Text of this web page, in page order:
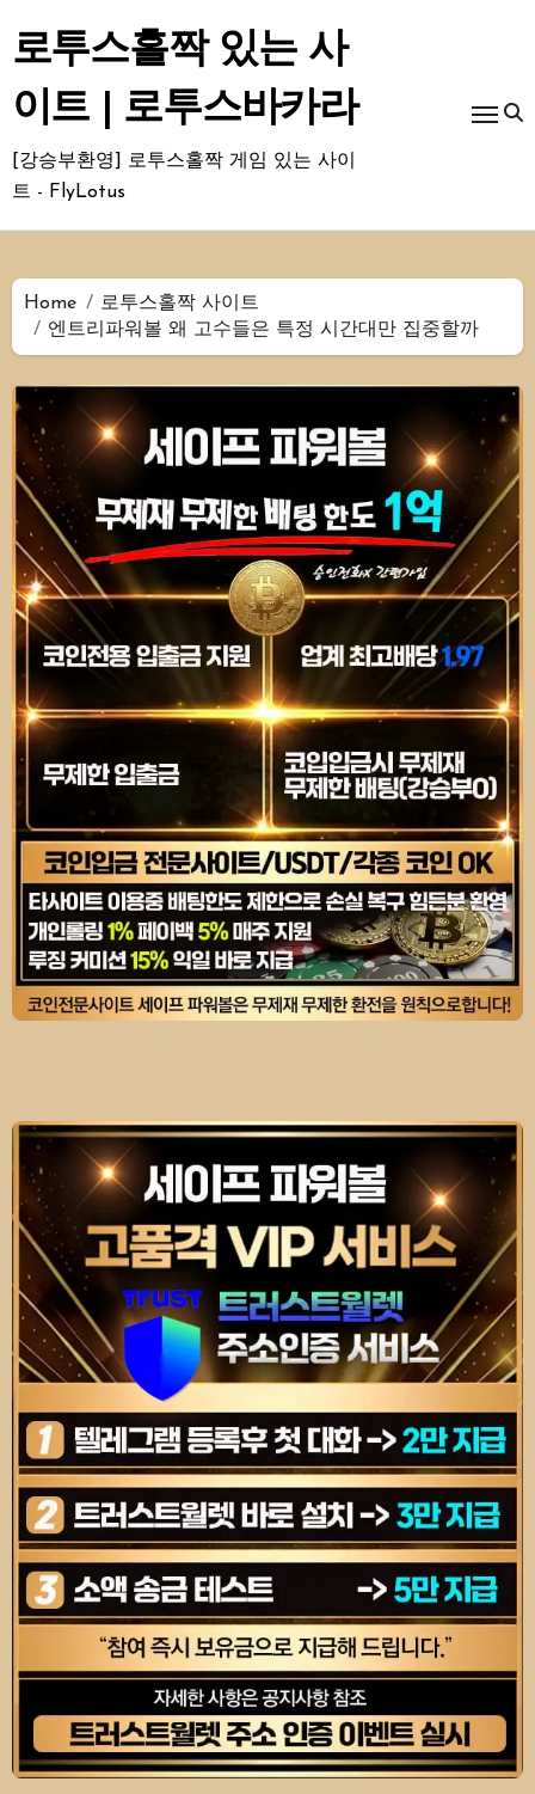
content
로투스홀짝 있는 사
이트 | 로투스바카라
[강승부환영] 로투스홀짝 게임 있는 사이
트 - FlyLotus
Home
로투스홀짝 사이트
엔트리파워볼 왜 고수들은 특정 시간대만 집중할까